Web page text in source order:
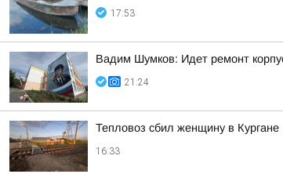
17:53
Вадим Шумков: Идет ремонт
21:24
Тепловоз сбил женщину в Кургане
16:33